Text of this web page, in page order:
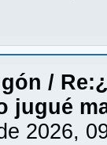
/
jugué
2026,